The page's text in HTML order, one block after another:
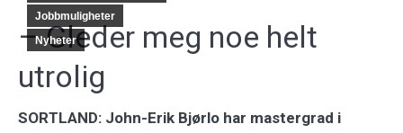
Jobbmuligheter
Nyheter
– Gleder meg noe helt
utrolig
SORTLAND: John-Erik Bjørlo har mastergrad i